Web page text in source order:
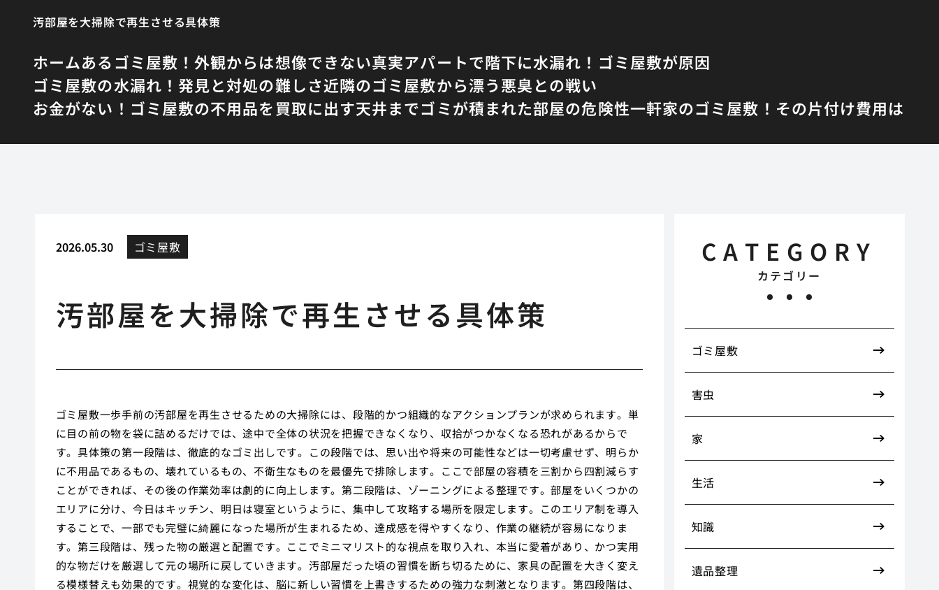
汚部屋を大掃除で再生させる具体策
ホームあるゴミ屋敷！外観からは想像できない真実アパートで階下に水漏れ！ゴミ屋敷が原因
ゴミ屋敷の水漏れ！発見と対処の難しさ近隣のゴミ屋敷から漂う悪臭との戦い
お金がない！ゴミ屋敷の不用品を買取に出す天井までゴミが積まれた部屋の危険性一軒家のゴミ屋敷！その片付け費用は
2026.05.30 ゴミ屋敷
汚部屋を大掃除で再生させる具体策
ゴミ屋敷一歩手前の汚部屋を再生させるための大掃除には、段階的かつ組織的なアクションプランが求められます。単
に目の前の物を袋に詰めるだけでは、途中で全体の状況を把握できなくなり、収拾がつかなくなる恐れがあるからで
す。具体策の第一段階は、徹底的なゴミ出しです。この段階では、思い出や将来の可能性などは一切考慮せず、明らか
に不用品であるもの、壊れているもの、不衛生なものを最優先で排除します。ここで部屋の容積を三割から四割減らす
ことができれば、その後の作業効率は劇的に向上します。第二段階は、ゾーニングによる整理です。部屋をいくつかの
エリアに分け、今日はキッチン、明日は寝室というように、集中して攻略する場所を限定します。このエリア制を導入
することで、一部でも完璧に綺麗になった場所が生まれるため、達成感を得やすくなり、作業の継続が容易になりま
す。第三段階は、残った物の厳選と配置です。ここでミニマリスト的な視点を取り入れ、本当に愛着があり、かつ実用
的な物だけを厳選して元の場所に戻していきます。汚部屋だった頃の習慣を断ち切るために、家具の配置を大きく変え
る模様替えも効果的です。視覚的な変化は、脳に新しい習慣を上書きするための強力な刺激となります。第四段階は、
CATEGORY
カテゴリー
ゴミ屋敷
害虫
家
生活
知識
遺品整理